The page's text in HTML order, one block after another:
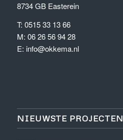
8734 GB Easterein
T: 0515 33 13 66
M: 06 26 56 94 28
E: info@okkema.nl
NIEUWSTE PROJECTEN